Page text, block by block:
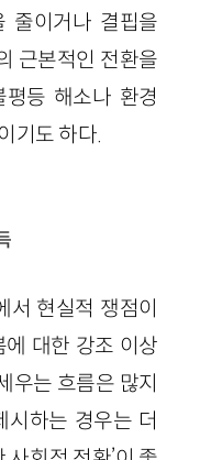
줄이거나 결핍을
근본적인 전환을
등 해소나 환경
기도 하다.
현실적 쟁점이
대한 강조 이상
우는 흐름은 많지
시하는 경우는 더